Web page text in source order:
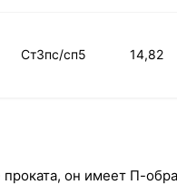
Ст3пс/сп5 14,82
он имеет П-